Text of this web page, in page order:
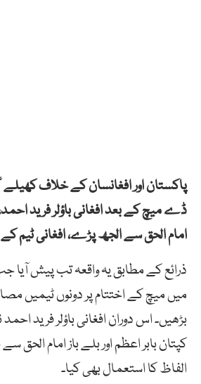
پاکستان اور افغانسان کے خلاف
ڈے میچ کے بعد افغانی باؤلر فرید احمد،
امام الحق سے الجھ پڑے، افغانی ٹیم
ذرائع کے مطابق یہ واقعہ تب پیش
میں میچ کے اختتام پر دونوں ٹیمیں
بڑھیں۔ اس دوران افغانی باؤلر فرید
کپتان بابر اعظم اور بلے باز امام الحق
الفاظ کا استعمال بھی کیا۔